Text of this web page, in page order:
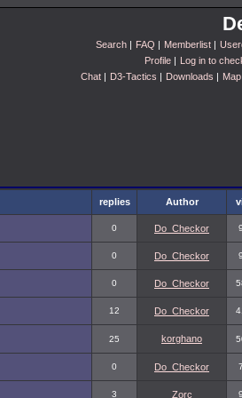
Search | FAQ | Memberlist |
Profile | Log in to
Chat | D3-Tactics | Downloads | Map
replies Author
0 Do_Checkor
0 Do_Checkor
0 Do_Checkor
12 Do_Checkor
25 korghano
0 Do_Checkor
3 Zorc